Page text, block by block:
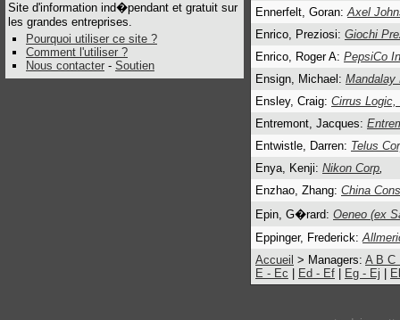
Site d'information ind�pendant et gratuit sur
les grandes entreprises.
Pourquoi utiliser ce site ?
Comment l'utiliser ?
Nous contacter - Soutien
Ennerfelt, Goran:Axel
Enrico, Preziosi: Giochi
Enrico, Roger A: PepsiCo
Ensign, Michael: Mandalay
Ensley, Craig: Cirrus Logic,
Entremont, Jacques:
Entwistle, Darren: Telus
Enya, Kenji: Nikon Corp,
Enzhao, Zhang: China
Epin, G�rard: Oeneo (ex
Eppinger, Frederick:
Accueil > Managers: A B C
E - Ec
Ed - Ef Eg - Ej